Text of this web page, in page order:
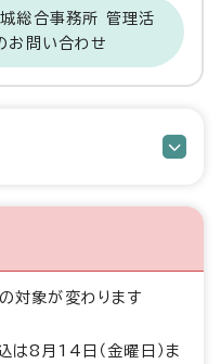
総合事務所 管理活
お問い合わせ
対象が変わります
は8月14日（金曜日）ま